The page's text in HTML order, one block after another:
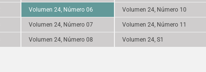
Volumen 24, Número 06
Volumen 24, Número 07
Volumen 24, Número 08
Volumen 24, Número 10
Volumen 24, Número 11
Volumen 24, S1